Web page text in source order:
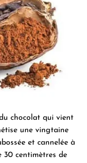
chocolat qui vient
une vingtaine
et cannelée à
centimètres de